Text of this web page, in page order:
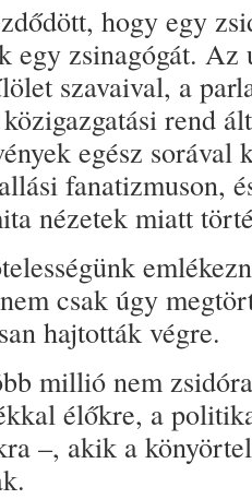
hogy egy
egy zsinagógát.
szavaival, a
rend
egész sorával
fanatizmuson,
nézetek miatt
csak úgy
hajtották végre.
millió nem
élőkre, a
–, akik a